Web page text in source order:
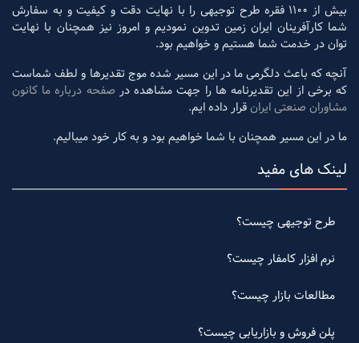
بیش از 1100 فقره طرح توجیهی را با نهایت دقت و کیفیت و به سفارش
شما کارآفرینان ایران زمین تدوین نمودیم و امروز نیز همچنان با نهایت
توان در خدمت شما هستیم و خواهیم بود.
آنچه که باعث دلگرمی ما در این مسیر شده موج تقدیرها و لطف شماست
که برخی از این تقدیرنامه ها را جهت مشاهده در صفحه درباره ما کانون
مشاوران صنعتی ایرانقرار داده ایم.
ما در این مسیر همچنان با شما خواهیم بود و به کار خود میبالیم.
لینک های مفید
طرح توجیهی چیست؟
نرم افزار کامفار چیست؟
مطالعات بازار چیست؟
پلن فروش و بازاریابی چیست؟